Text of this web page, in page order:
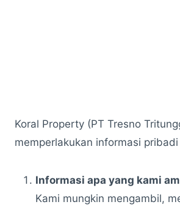
Koral Property (PT Tresno
memperlakukan informasi
Informasi apa yang kami
Kami mungkin mengambil,